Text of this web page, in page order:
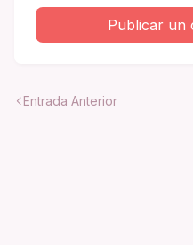
Publicar un
Entrada Anterior